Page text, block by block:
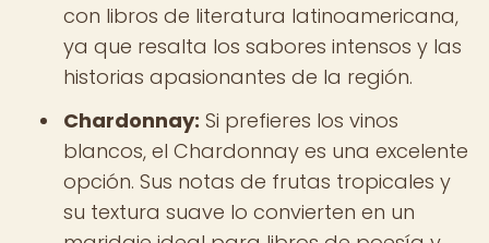
con libros de literatura latinoamericana,
ya que resalta los sabores intensos y las
historias apasionantes de la región.
Chardonnay: Si prefieres los vinos
blancos, el Chardonnay es una excelente
opción. Sus notas de frutas tropicales y
su textura suave lo convierten en un